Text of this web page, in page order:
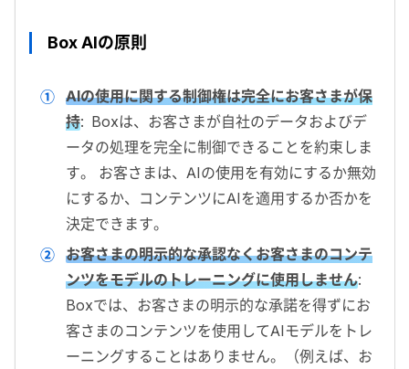
Box AIの原則
AIの使用に関する制御権は完全にお客さまが保
持: Boxは、お客さまが自社のデータおよびデ
ータの処理を完全に制御できることを約束しま
す。 お客さまは、AIの使用を有効にするか無効
にするか、コンテンツにAIを適用するか否かを
決定できます。
お客さまの明示的な承認なくお客さまのコンテ
ンツをモデルのトレーニングに使用しません:
Boxでは、お客さまの明示的な承諾を得ずにお
客さまのコンテンツを使用してAIモデルをトレ
ーニングすることはありません。（例えば、お